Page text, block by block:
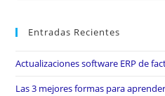
Entradas Recientes
Actualizaciones software ERP de
Las 3 mejores formas para